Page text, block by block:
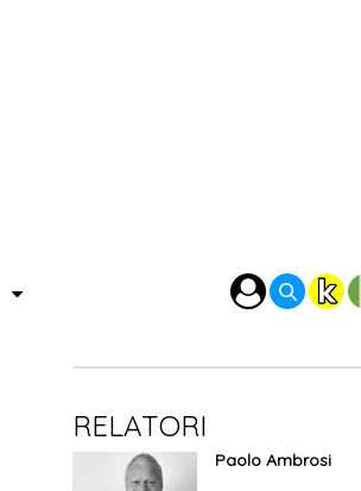
RELATORI
Paolo Ambrosi